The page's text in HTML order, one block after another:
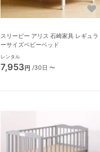
スリーピー アリス 石崎家具 レギュラ
ーサイズベビーベッド
レンタル
7,953円 /30日 〜